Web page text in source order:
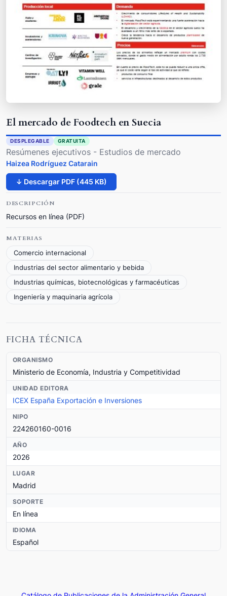
El mercado de Foodtech en Suecia
DESPLEGABLE GRATUITA
Resúmenes ejecutivos - Estudios de mercado
Haizea Rodríguez Catarain
↓ Descargar PDF (445 KB)
DESCRIPCIÓN
Recursos en línea (PDF)
MATERIAS
Comercio internacional
Industrias del sector alimentario y bebida
Industrias químicas, biotecnológicas y farmacéuticas
Ingeniería y maquinaria agrícola
FICHA TÉCNICA
ORGANISMO
Ministerio de Economía, Industria y Competitividad
UNIDAD EDITORA
ICEX España Exportación e Inversiones
NIPO
224260160-0016
AÑO
2026
LUGAR
Madrid
SOPORTE
En línea
IDIOMA
Español